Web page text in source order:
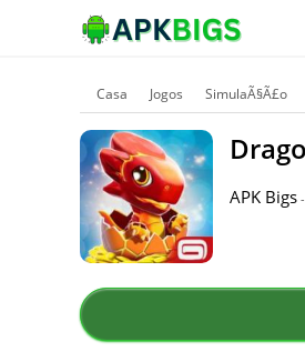
Casa Jogos SimulaÃ§Ã£o
APK Bigs